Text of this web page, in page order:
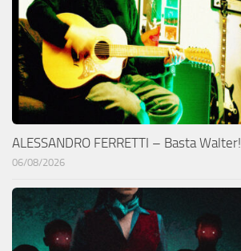
ALESSANDRO FERRETTI – Basta Walter!
06/08/2026